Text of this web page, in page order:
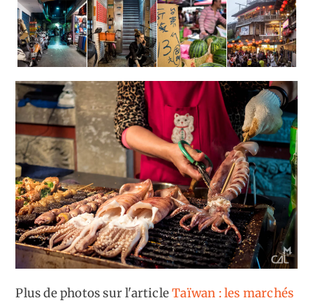
Plus de photos sur l'articleTaïwan : les marchés